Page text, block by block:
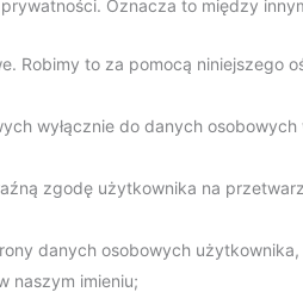
Oznacza to między
Robimy to za pomocą niniejszego
wyłącznie do danych
zgodę użytkownika na
danych osobowych
naszym imieniu;